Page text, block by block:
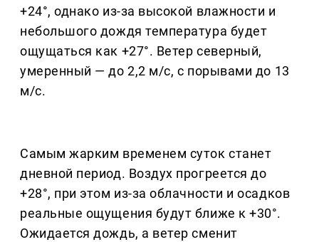
+24°, однако из-за высокой влажности и
небольшого дождя температура будет
ощущаться как +27°. Ветер северный,
умеренный — до 2,2 м/с, с порывами до 13
м/с.
Самым жарким временем суток станет
дневной период. Воздух прогреется до
+28°, при этом из-за облачности и осадков
реальные ощущения будут ближе к +30°.
Ожидается дождь, а ветер сменит